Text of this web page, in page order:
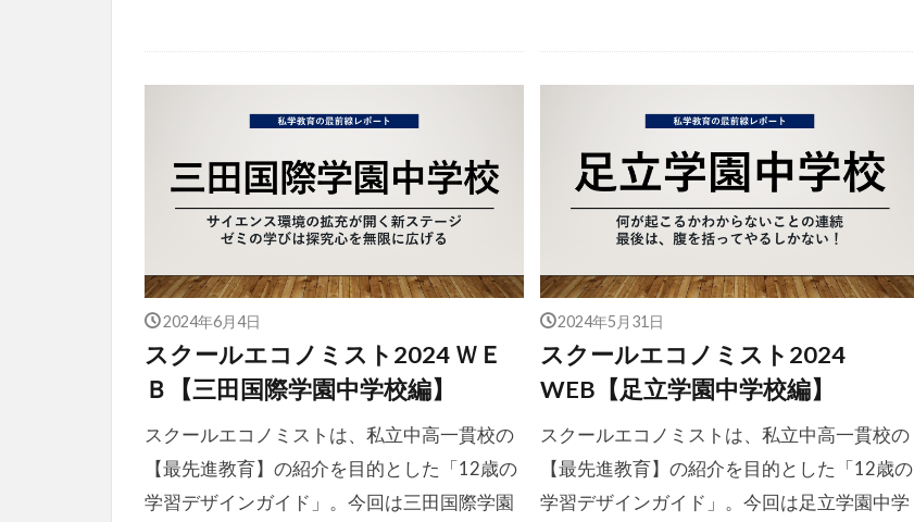
2024年6月4日
スクールエコノミスト2024 ＷＥ
Ｂ【三田国際学園中学校編】
スクールエコノミストは、私立中高一貫校の
【最先進教育】の紹介を目的とした「12歳の
学習デザインガイド」。今回は三田国際学園
2024年5月31日
スクールエコノミスト2024
WEB【足立学園中学校編】
スクールエコノミストは、私立中高一貫校の
【最先進教育】の紹介を目的とした「12歳の
学習デザインガイド」。今回は足立学園中学